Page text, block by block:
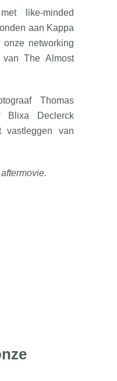
like-minded
aan Kappa
onze networking
The Almost
Thomas
Blixa Declerck
vastleggen van